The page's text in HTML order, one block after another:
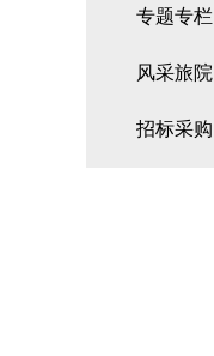
专题专栏
风采旅院
招标采购